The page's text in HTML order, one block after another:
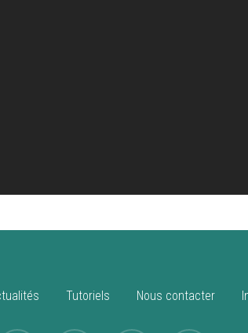
Tutoriels Nous contacter